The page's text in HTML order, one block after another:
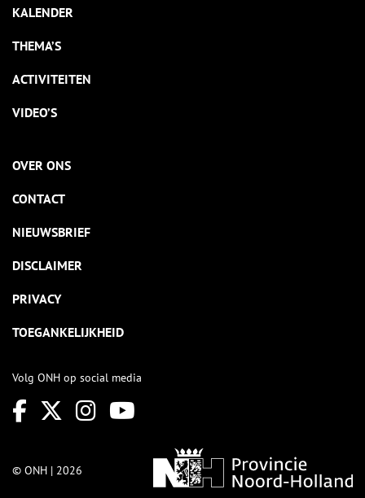
KALENDER
THEMA’S
ACTIVITEITEN
VIDEO’S
OVER ONS
CONTACT
NIEUWSBRIEF
DISCLAIMER
PRIVACY
TOEGANKELIJKHEID
Volg ONH op social media
© ONH | 2026